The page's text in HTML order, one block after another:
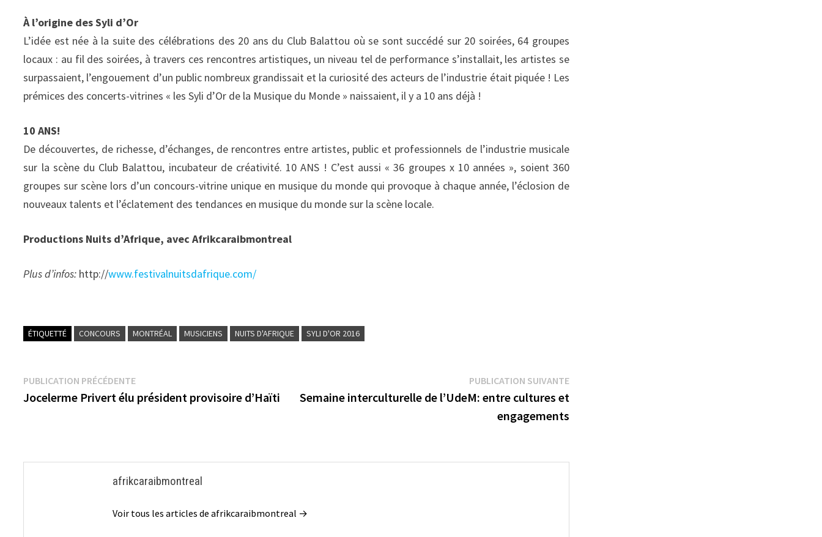
À l’origine des Syli d’Or
L’idée est née à la suite des célébrations des 20 ans du Club Balattou où se sont succédé sur 20 soirées, 64 groupes
locaux : au fil des soirées, à travers ces rencontres artistiques, un niveau tel de performance s’installait, les artistes se
surpassaient, l’engouement d’un public nombreux grandissait et la curiosité des acteurs de l’industrie était piquée ! Les
prémices des concerts-vitrines « les Syli d’Or de la Musique du Monde » naissaient, il y a 10 ans déjà !
10 ANS!
De découvertes, de richesse, d’échanges, de rencontres entre artistes, public et professionnels de l’industrie musicale
sur la scène du Club Balattou, incubateur de créativité. 10 ANS ! C’est aussi « 36 groupes x 10 années », soient 360
groupes sur scène lors d’un concours-vitrine unique en musique du monde qui provoque à chaque année, l’éclosion de
nouveaux talents et l’éclatement des tendances en musique du monde sur la scène locale.
Productions Nuits d’Afrique, avec Afrikcaraibmontreal
Plus d’infos: http://www.festivalnuitsdafrique.com/
ÉTIQUETTÉ CONCOURS MONTRÉAL MUSICIENS NUITS D'AFRIQUE SYLI D'OR 2016
Navigation
de
PUBLICATION PRÉCÉDENTEPublication
précédente :
Jocelerme Privert élu président provisoire d’Haïti
PUBLICATION SUIVANTEPublication
suivante :
Semaine interculturelle de l’UdeM: entre cultures et
engagements
afrikcaraibmontreal
Voir tous les articles de afrikcaraibmontreal →